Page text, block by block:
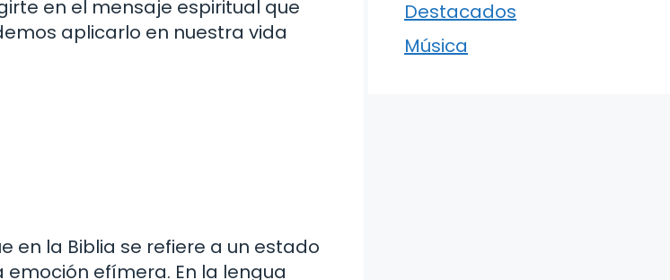
en el mensaje espiritual que
aplicarlo en nuestra vida
en la Biblia se refiere a un estado
efímera. En la lengua
Destacados
Música